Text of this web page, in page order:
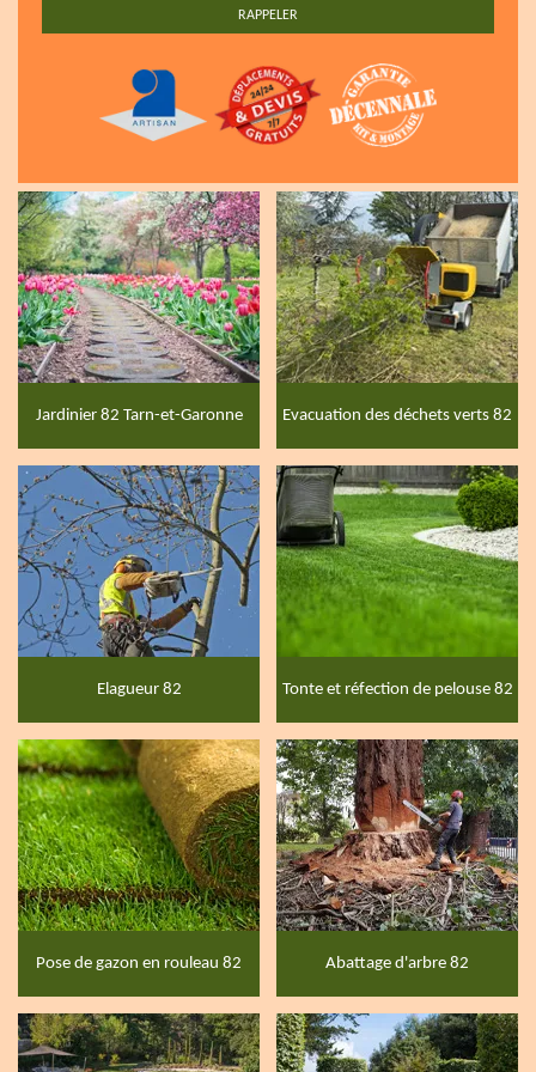
Jardinier 82 Tarn-et-Garonne Evacuation des déchets verts 82
Elagueur 82 Tonte et réfection de pelouse 82
Pose de gazon en rouleau 82 Abattage d'arbre 82